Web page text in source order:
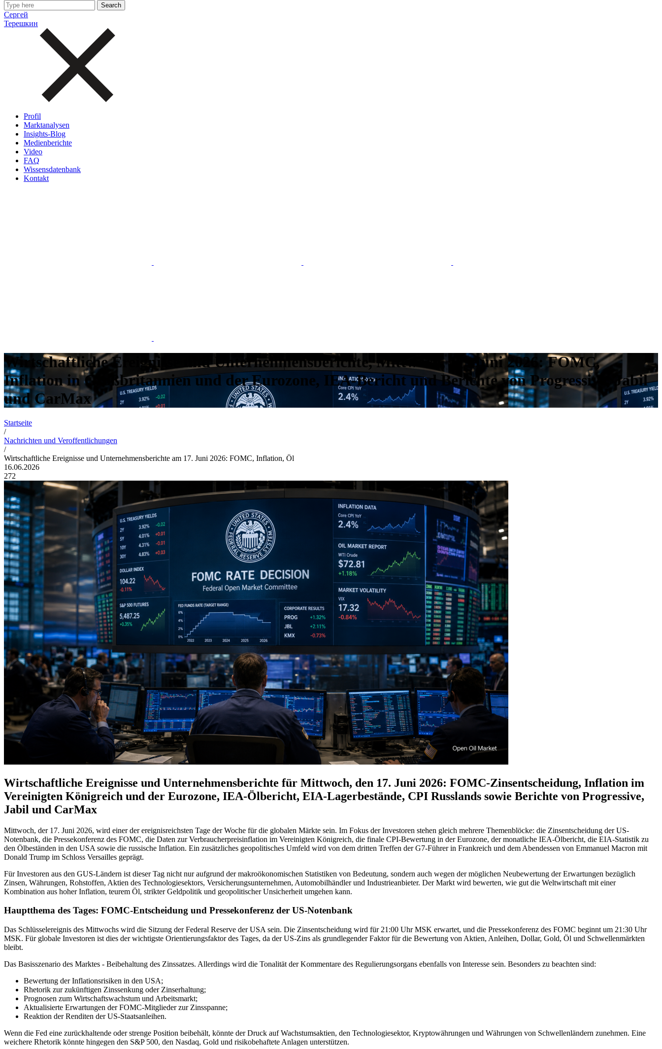
Сергей
Терешкин
Profil
Marktanalysen
Insights-Blog
Medienberichte
Video
FAQ
Wissensdatenbank
Kontakt
Wirtschaftliche Ereignisse und Unternehmensberichte, Mittwoch, 17. Juni 2026: FOMC,
Inflation in Großbritannien und der Eurozone, IEA-Bericht und Berichte von Progressive, Jabil
und CarMax
Startseite
/
Nachrichten und Veroffentlichungen
/
Wirtschaftliche Ereignisse und Unternehmensberichte am 17. Juni 2026: FOMC, Inflation, Öl
16.06.2026
272
Wirtschaftliche Ereignisse und Unternehmensberichte für Mittwoch, den 17. Juni 2026: FOMC-Zinsentscheidung, Inflation im
Vereinigten Königreich und der Eurozone, IEA-Ölbericht, EIA-Lagerbestände, CPI Russlands sowie Berichte von Progressive,
Jabil und CarMax
Mittwoch, der 17. Juni 2026, wird einer der ereignisreichsten Tage der Woche für die globalen Märkte sein. Im Fokus der Investoren stehen gleich mehrere Themenblöcke: die Zinsentscheidung der US-
Notenbank, die Pressekonferenz des FOMC, die Daten zur Verbraucherpreisinflation im Vereinigten Königreich, die finale CPI-Bewertung in der Eurozone, der monatliche IEA-Ölbericht, die EIA-Statistik zu
den Ölbeständen in den USA sowie die russische Inflation. Ein zusätzliches geopolitisches Umfeld wird von dem dritten Treffen der G7-Führer in Frankreich und dem Abendessen von Emmanuel Macron mit
Donald Trump im Schloss Versailles geprägt.
Für Investoren aus den GUS-Ländern ist dieser Tag nicht nur aufgrund der makroökonomischen Statistiken von Bedeutung, sondern auch wegen der möglichen Neubewertung der Erwartungen bezüglich
Zinsen, Währungen, Rohstoffen, Aktien des Technologiesektors, Versicherungsunternehmen, Automobilhändler und Industrieanbieter. Der Markt wird bewerten, wie gut die Weltwirtschaft mit einer
Kombination aus hoher Inflation, teurem Öl, strikter Geldpolitik und geopolitischer Unsicherheit umgehen kann.
Hauptthema des Tages: FOMC-Entscheidung und Pressekonferenz der US-Notenbank
Das Schlüsselereignis des Mittwochs wird die Sitzung der Federal Reserve der USA sein. Die Zinsentscheidung wird für 21:00 Uhr MSK erwartet, und die Pressekonferenz des FOMC beginnt um 21:30 Uhr
MSK. Für globale Investoren ist dies der wichtigste Orientierungsfaktor des Tages, da der US-Zins als grundlegender Faktor für die Bewertung von Aktien, Anleihen, Dollar, Gold, Öl und Schwellenmärkten
bleibt.
Das Basisszenario des Marktes - Beibehaltung des Zinssatzes. Allerdings wird die Tonalität der Kommentare des Regulierungsorgans ebenfalls von Interesse sein. Besonders zu beachten sind:
Bewertung der Inflationsrisiken in den USA;
Rhetorik zur zukünftigen Zinssenkung oder Zinserhaltung;
Prognosen zum Wirtschaftswachstum und Arbeitsmarkt;
Aktualisierte Erwartungen der FOMC-Mitglieder zur Zinsspanne;
Reaktion der Renditen der US-Staatsanleihen.
Wenn die Fed eine zurückhaltende oder strenge Position beibehält, könnte der Druck auf Wachstumsaktien, den Technologiesektor, Kryptowährungen und Währungen von Schwellenländern zunehmen. Eine
weichere Rhetorik könnte hingegen den S&P 500, den Nasdaq, Gold und risikobehaftete Anlagen unterstützen.